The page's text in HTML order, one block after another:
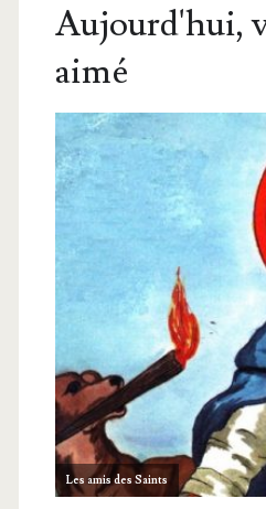
Aujourd'hui,
aimé